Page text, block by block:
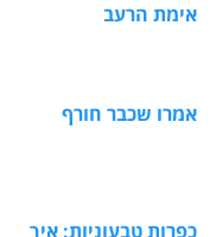
אימת הרעב
אמרו שכבר חורף
כפרות טבעוניות: איך